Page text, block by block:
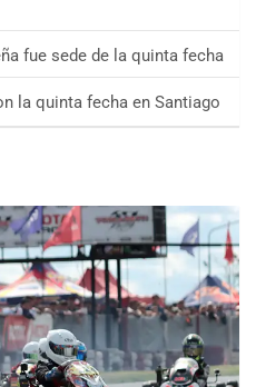
fue sede de la quinta fecha
la quinta fecha en Santiago